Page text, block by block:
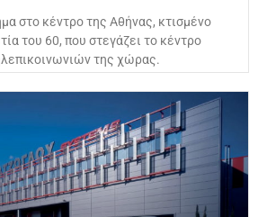
στο κέντρο της Αθήνας, κτισμένο
του 60, που στεγάζει το κέντρο
της χώρας.